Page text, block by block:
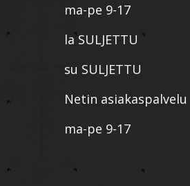
ma-pe 9-17
la SULJETTU
su SULJETTU
Netin asiakaspalvelu
ma-pe 9-17